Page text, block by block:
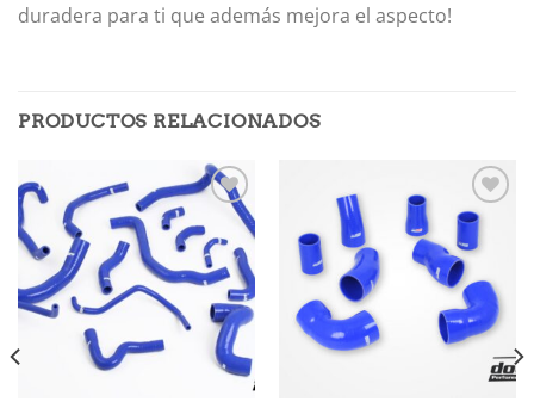
duradera para ti que además mejora el aspecto!
PRODUCTOS RELACIONADOS
Añadir
a la
lista de
deseos
Añadir
a la
lista de
deseos